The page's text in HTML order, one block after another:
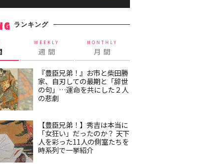
ランキング
WEEKLY
週 間
MONTHLY
月 間
『豊臣兄弟！』お市と柴田勝
家、自刃しての最期と「辞世
の句」…運命を共にした２人
の悲劇
【豊臣兄弟！】秀吉は本当に
「女狂い」だったのか？ 天下
人を彩った11人の側室たちを
時系列で一挙紹介